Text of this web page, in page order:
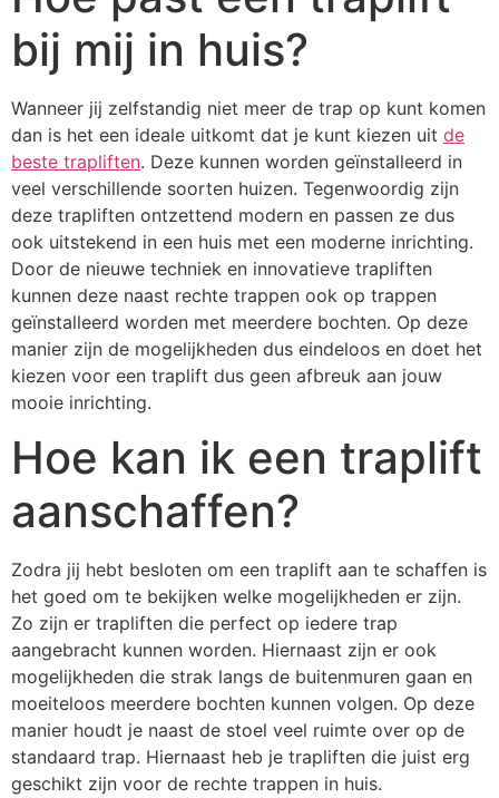
bij mij in huis?
Wanneer jij zelfstandig niet meer de trap op kunt komen
dan is het een ideale uitkomt dat je kunt kiezen uit de
beste trapliften. Deze kunnen worden geïnstalleerd in
veel verschillende soorten huizen. Tegenwoordig zijn
deze trapliften ontzettend modern en passen ze dus
ook uitstekend in een huis met een moderne inrichting.
Door de nieuwe techniek en innovatieve trapliften
kunnen deze naast rechte trappen ook op trappen
geïnstalleerd worden met meerdere bochten. Op deze
manier zijn de mogelijkheden dus eindeloos en doet het
kiezen voor een traplift dus geen afbreuk aan jouw
mooie inrichting.
Hoe kan ik een traplift
aanschaffen?
Zodra jij hebt besloten om een traplift aan te schaffen is
het goed om te bekijken welke mogelijkheden er zijn.
Zo zijn er trapliften die perfect op iedere trap
aangebracht kunnen worden. Hiernaast zijn er ook
mogelijkheden die strak langs de buitenmuren gaan en
moeiteloos meerdere bochten kunnen volgen. Op deze
manier houdt je naast de stoel veel ruimte over op de
standaard trap. Hiernaast heb je trapliften die juist erg
geschikt zijn voor de rechte trappen in huis.